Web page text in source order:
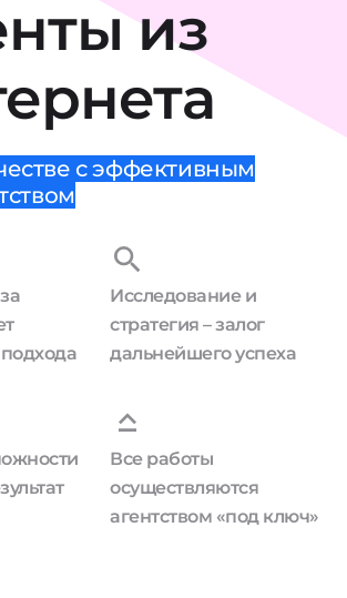
из
с эффективным
Исследование и
стратегия – залог
дальнейшего успеха
Все работы
осуществляются
агентством «под ключ»